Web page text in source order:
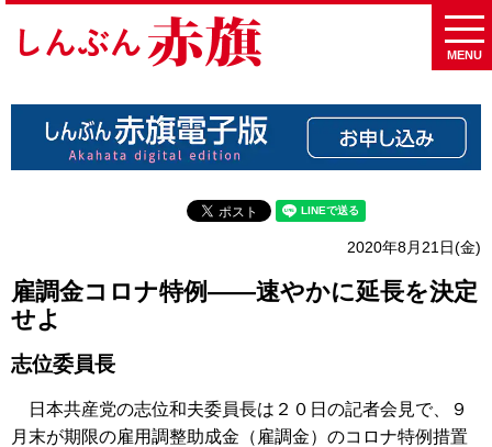
MENU
2020年8月21日(金)
雇調金コロナ特例――速やかに延長を決定
せよ
志位委員長
日本共産党の志位和夫委員長は２０日の記者会見で、９
月末が期限の雇用調整助成金（雇調金）のコロナ特例措置